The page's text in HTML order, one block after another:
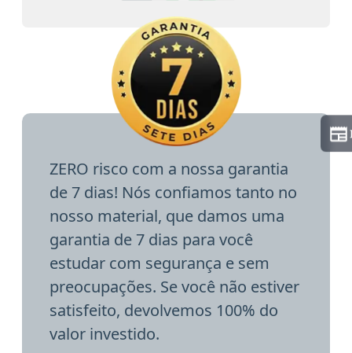
ZERO risco com a nossa garantia
de 7 dias! Nós confiamos tanto no
nosso material, que damos uma
garantia de 7 dias para você
estudar com segurança e sem
preocupações. Se você não estiver
satisfeito, devolvemos 100% do
valor investido.